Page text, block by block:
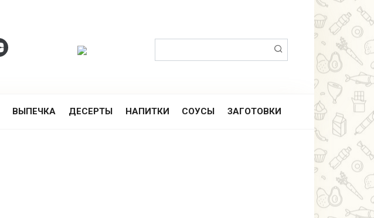
ВЫПЕЧКА ДЕСЕРТЫ НАПИТКИ СОУСЫ ЗАГОТОВКИ